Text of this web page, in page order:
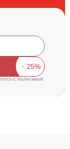
cполитикой